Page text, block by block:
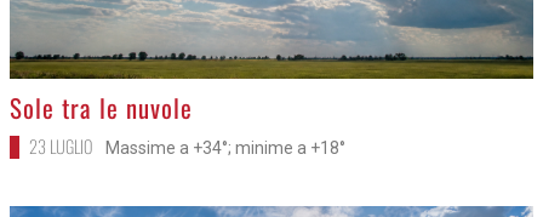
>
Sole tra le nuvole
23 LUGLIO Massime a +34°; minime a +18°